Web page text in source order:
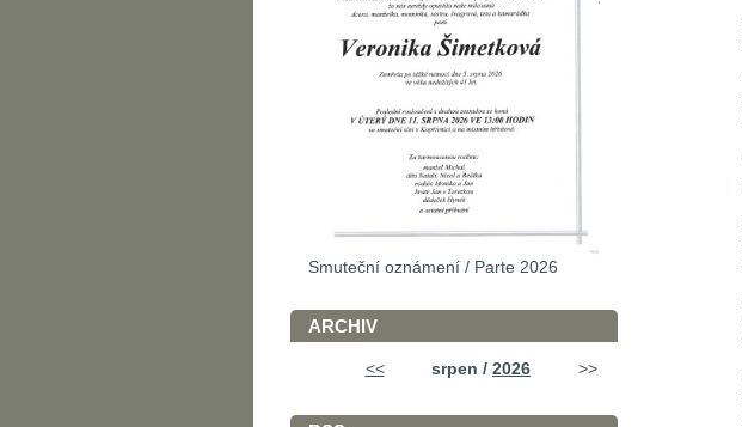
Smuteční oznámení / Parte 2026
ARCHIV
<< srpen / 2026 >>